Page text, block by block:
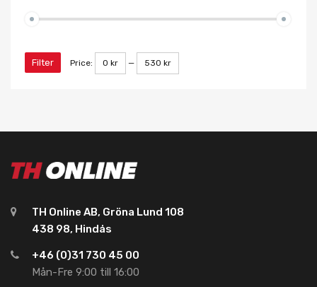
Filter Price: 0 kr — 530 kr
TH Online AB, Gröna Lund 108
438 98, Hindås
+46 (0)31 730 45 00
Mån-Fre 9:00 till 16:00